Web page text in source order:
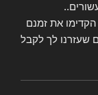
את זמנם
שעזרנו לך לקבל